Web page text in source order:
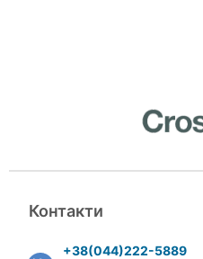
Контакти
+38(044)222-5889